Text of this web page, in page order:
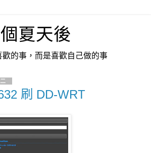
夏天後
的事，而是喜歡自己做的事
刷 DD-WRT